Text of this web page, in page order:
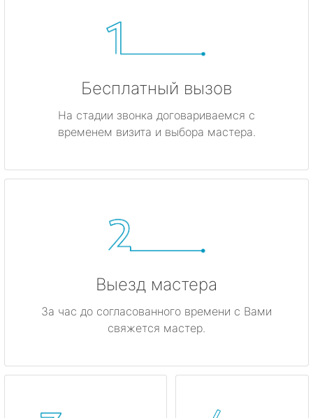
Бесплатный вызов
На стадии звонка договариваемся с
временем визита и выбора мастера.
Выезд мастера
За час до согласованного времени с Вами
свяжется мастер.